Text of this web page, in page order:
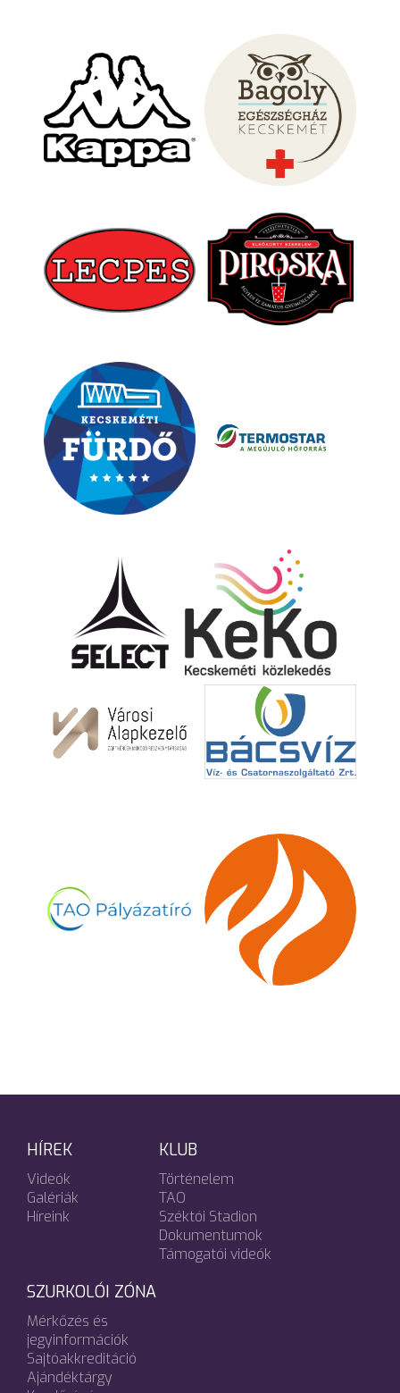
HÍREK
Videók
Galériák
Híreink
KLUB
Történelem
TAO
Széktói Stadion
Dokumentumok
Támogatói videók
SZURKOLÓI ZÓNA
Mérkőzés és
jegyinformációk
Sajtóakkreditáció
Ajándéktárgy